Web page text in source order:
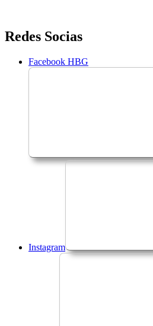
Saltar
para
conteúdo
Redes Socias
Facebook HBG
Instagram